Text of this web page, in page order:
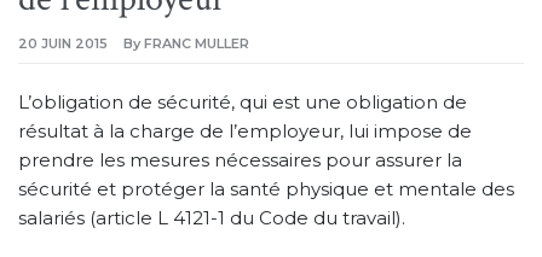
20 JUIN 2015 By FRANC MULLER
L’obligation de sécurité, qui est une obligation de
résultat à la charge de l’employeur, lui impose de
prendre les mesures nécessaires pour assurer la
sécurité et protéger la santé physique et mentale des
salariés (article L 4121-1 du Code du travail).